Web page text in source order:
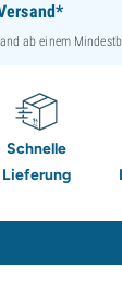
ab einem
Schnelle
Lieferung